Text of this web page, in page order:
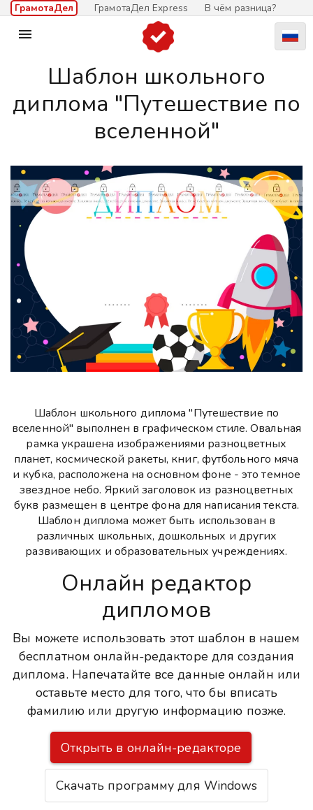
ГрамотаДел ГрамотаДел Express В чём разница?

Шаблон школьного
диплома "Путешествие по
вселенной"
Шаблон школьного диплома "Путешествие по
вселенной" выполнен в графическом стиле. Овальная
рамка украшена изображениями разноцветных
планет, космической ракеты, книг, футбольного мяча
и кубка, расположена на основном фоне - это темное
звездное небо. Яркий заголовок из разноцветных
букв размещен в центре фона для написания текста.
Шаблон диплома может быть использован в
различных школьных, дошкольных и других
развивающих и образовательных учреждениях.
Онлайн редактор
дипломов
Вы можете использовать этот шаблон в нашем
бесплатном онлайн-редакторе для создания
диплома. Напечатайте все данные онлайн или
оставьте место для того, что бы вписать
фамилию или другую информацию позже.
Открыть в онлайн-редакторе
Скачать программу для Windows